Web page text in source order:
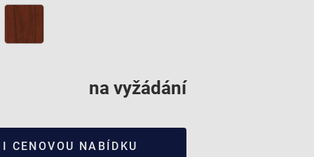
na vyžádání
CENOVOU NABÍDKU